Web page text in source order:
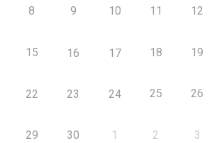
8 9 10 11 12
15 16 17 18 19
22 23 24 25 26
29 30 1 2 3